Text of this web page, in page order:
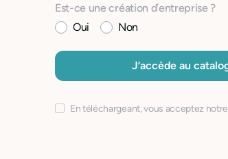
Est-ce une création d’entreprise ?
Oui
Non
En téléchargeant, vous acceptez notre